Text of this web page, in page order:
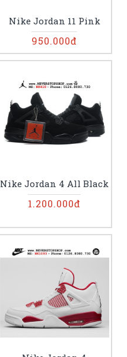
Nike Jordan 11 Pink
950.000đ
Nike Jordan 4 All Black
1.200.000đ